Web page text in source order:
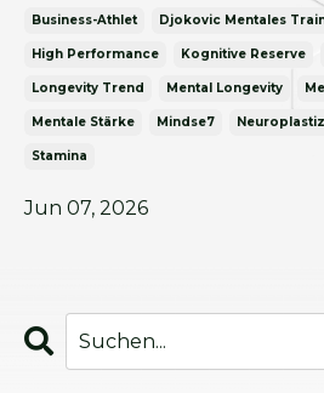
Business-Athlet Djokovic Mentales
High Performance Kognitive Reserve
Longevity Trend Mental Longevity
Mentale Stärke Mindse7
Stamina
Jun 07, 2026